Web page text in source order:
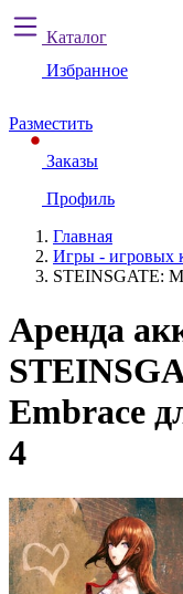
Каталог
Избранное
Разместить
Заказы
Профиль
Главная
Игры - игровых
STEINSGATE:
Аренда
Embrace
4